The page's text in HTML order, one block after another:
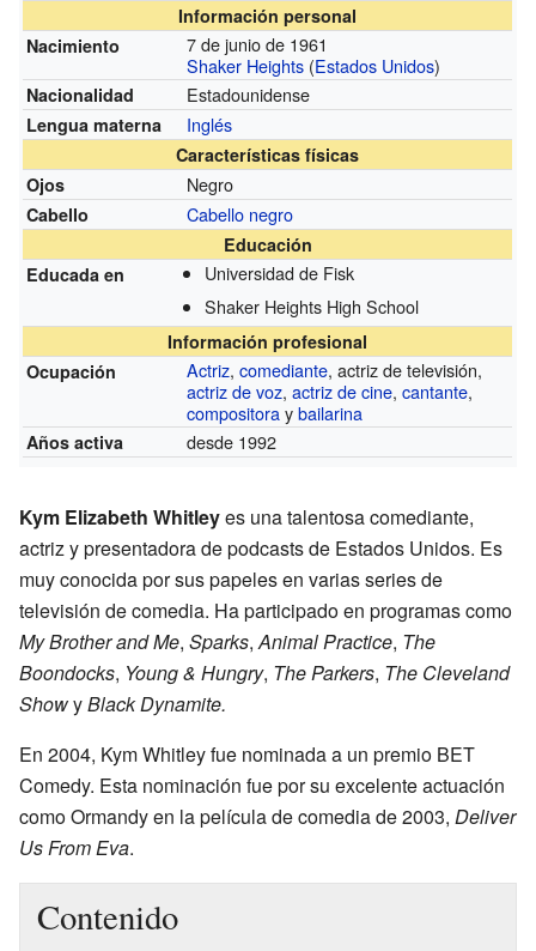
Información personal
Nacimiento
7 de junio de 1961
Shaker Heights (Estados Unidos)
Nacionalidad Estadounidense
Lengua materna Inglés
Características físicas
Ojos
Negro
Cabello Cabello negro
Educación
Educada en
Universidad de Fisk
Shaker Heights High School
Información profesional
Ocupación
Actriz,comediante, actriz de televisión,
actriz de voz,actriz de cine,cantante,
compositoraybailarina
Años activa desde 1992
Kym Elizabeth Whitleyes una talentosa comediante,
actriz y presentadora de podcasts de Estados Unidos. Es
muy conocida por sus papeles en varias series de
televisión de comedia. Ha participado en programas como
My Brother and Me, Sparks,Animal Practice, The
Boondocks, Young & Hungry, The Parkers, The Cleveland
ShowyBlack Dynamite.
En 2004, Kym Whitley fue nominada a un premio BET
Comedy. Esta nominación fue por su excelente actuación
como Ormandy en la película de comedia de 2003, Deliver
Us From Eva.
Contenido